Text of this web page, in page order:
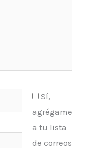
Sí,
agrégame
a tu lista
de correos